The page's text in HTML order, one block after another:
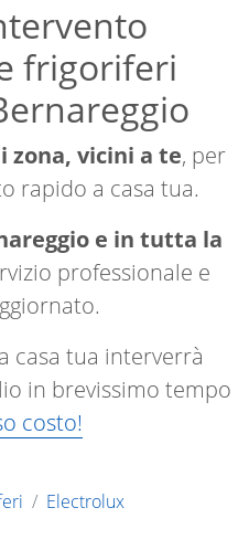
frigoriferi
zona, vicini a te, per
rapido a casa tua.
e in tutta la
professionale e
casa tua interverrà
in brevissimo tempo
costo!
Electrolux